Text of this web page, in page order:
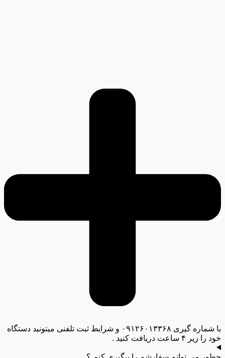
با شماره گیری ۰۹۱۲۶۰۱۳۳۶۸ و شرایط ثبت تلفنی میتونید دستگاه
خود را زیر ۴ ساعت دریافت کنید .